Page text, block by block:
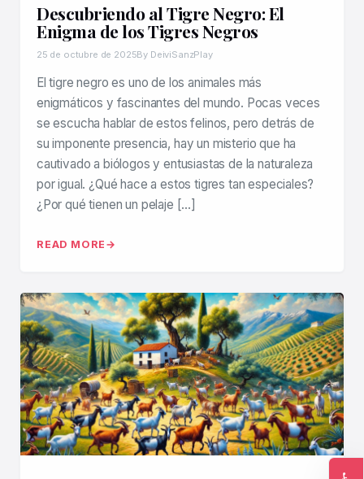
Descubriendo al Tigre Negro: El
Enigma de los Tigres Negros
25 de octubre de 2025By DeiviSanzPlay
El tigre negro es uno de los animales más
enigmáticos y fascinantes del mundo. Pocas veces
se escucha hablar de estos felinos, pero detrás de
su imponente presencia, hay un misterio que ha
cautivado a biólogos y entusiastas de la naturaleza
por igual. ¿Qué hace a estos tigres tan especiales?
¿Por qué tienen un pelaje […]
READ MORE